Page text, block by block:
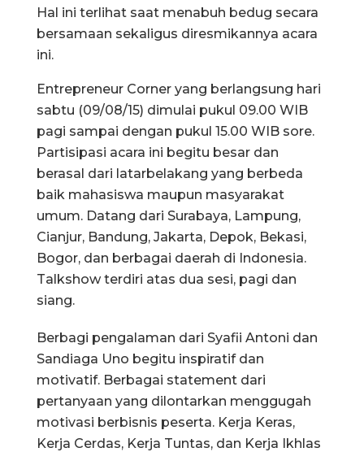
Hal ini terlihat saat menabuh bedug secara
bersamaan sekaligus diresmikannya acara
ini.
Entrepreneur Corner yang berlangsung hari
sabtu (09/08/15) dimulai pukul 09.00 WIB
pagi sampai dengan pukul 15.00 WIB sore.
Partisipasi acara ini begitu besar dan
berasal dari latarbelakang yang berbeda
baik mahasiswa maupun masyarakat
umum. Datang dari Surabaya, Lampung,
Cianjur, Bandung, Jakarta, Depok, Bekasi,
Bogor, dan berbagai daerah di Indonesia.
Talkshow terdiri atas dua sesi, pagi dan
siang.
Berbagi pengalaman dari Syafii Antoni dan
Sandiaga Uno begitu inspiratif dan
motivatif. Berbagai statement dari
pertanyaan yang dilontarkan menggugah
motivasi berbisnis peserta. Kerja Keras,
Kerja Cerdas, Kerja Tuntas, dan Kerja Ikhlas